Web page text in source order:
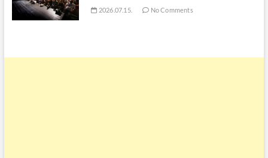
2026.07.15. No Comments